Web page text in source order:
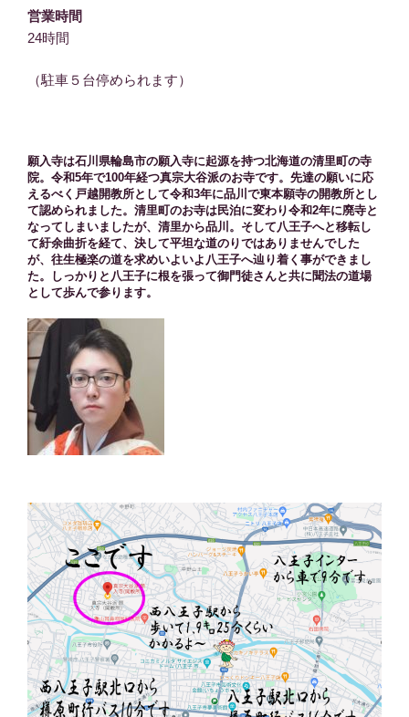
営業時間
24時間
（駐車５台停められます）
願入寺は石川県輪島市の願入寺に起源を持つ北海道の清里町の寺
院。令和5年で100年経つ真宗大谷派のお寺です。先達の願いに応
えるべく戸越開教所として令和3年に品川で東本願寺の開教所とし
て認められました。清里町のお寺は民泊に変わり令和2年に廃寺と
なってしまいましたが、清里から品川。そして八王子へと移転し
て紆余曲折を経て、決して平坦な道のりではありませんでした
が、往生極楽の道を求めいよいよ八王子へ辿り着く事ができまし
た。しっかりと八王子に根を張って御門徒さんと共に聞法の道場
として歩んで参ります。